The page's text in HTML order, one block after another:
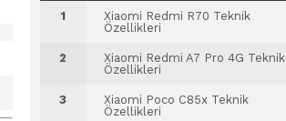
1
Xiaomi Redmi R70 Teknik
Özellikleri
2
Xiaomi Redmi A7 Pro 4G Teknik
Özellikleri
3
Xiaomi Poco C85x Teknik
Özellikleri